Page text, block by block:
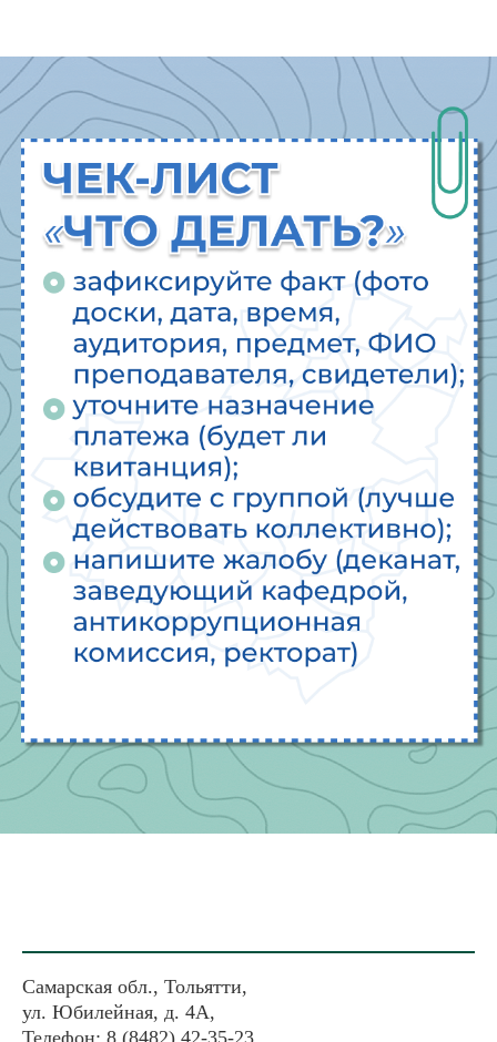
Самарская обл., Тольятти,
ул. Юбилейная, д. 4А,
Телефон: 8 (8482) 42-35-23